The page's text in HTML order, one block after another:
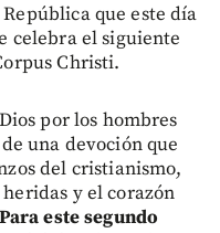
que este día
celebra el siguiente
Christi.
por los hombres
una devoción que
del cristianismo,
y el corazón
Para este segundo